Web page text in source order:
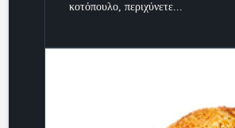
κοτόπουλο, περιχύνετε...